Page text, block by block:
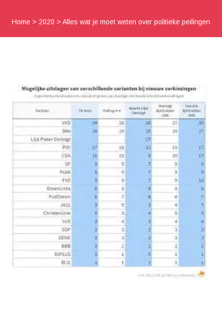
Home> 2020 > Alles wat je moet weten over politieke peilingen